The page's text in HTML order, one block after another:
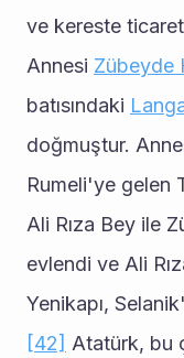
ve kereste
Annesi Zübeyde
batısındaki
doğmuştur.
Rumeli'ye gelen
Ali Rıza Bey ile
evlendi ve Ali
Yenikapı,
[42] Atatürk, bu